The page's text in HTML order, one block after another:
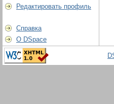
Редактировать профиль
Справка
О DSpace